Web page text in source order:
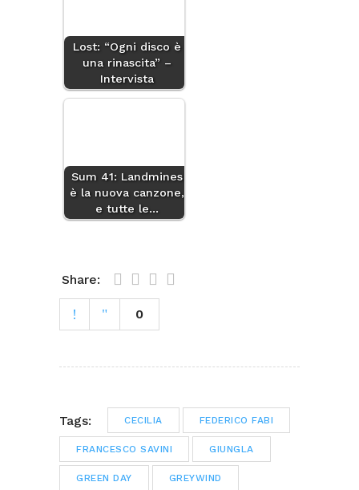
Lost: “Ogni disco è
una rinascita” –
Intervista
Sum 41: Landmines
è la nuova canzone,
e tutte le…
Share:
0
Tags: CECILIA FEDERICO FABI
FRANCESCO SAVINI GIUNGLA
GREEN DAY GREYWIND